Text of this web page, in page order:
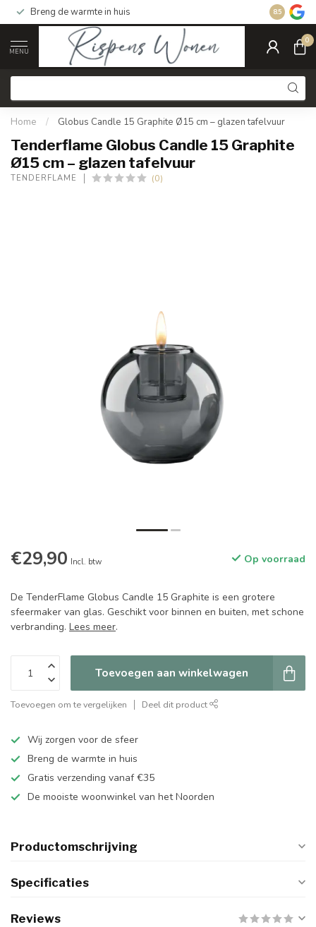
Breng de warmte in huis Gratis
8.5
MENU
0
Home / Globus Candle 15 Graphite Ø15 cm – glazen tafelvuur
Tenderflame Globus Candle 15 Graphite
Ø15 cm – glazen tafelvuur
TENDERFLAME (0)
€29,90 Incl. btw Op voorraad
De TenderFlame Globus Candle 15 Graphite is een grotere
sfeermaker van glas. Geschikt voor binnen en buiten, met schone
verbranding. Lees meer.
Toevoegen aan winkelwagen
Toevoegen om te vergelijken Deel dit product
Wij zorgen voor de sfeer
Breng de warmte in huis
Gratis verzending vanaf €35
De mooiste woonwinkel van het Noorden
Productomschrijving
Specificaties
Reviews